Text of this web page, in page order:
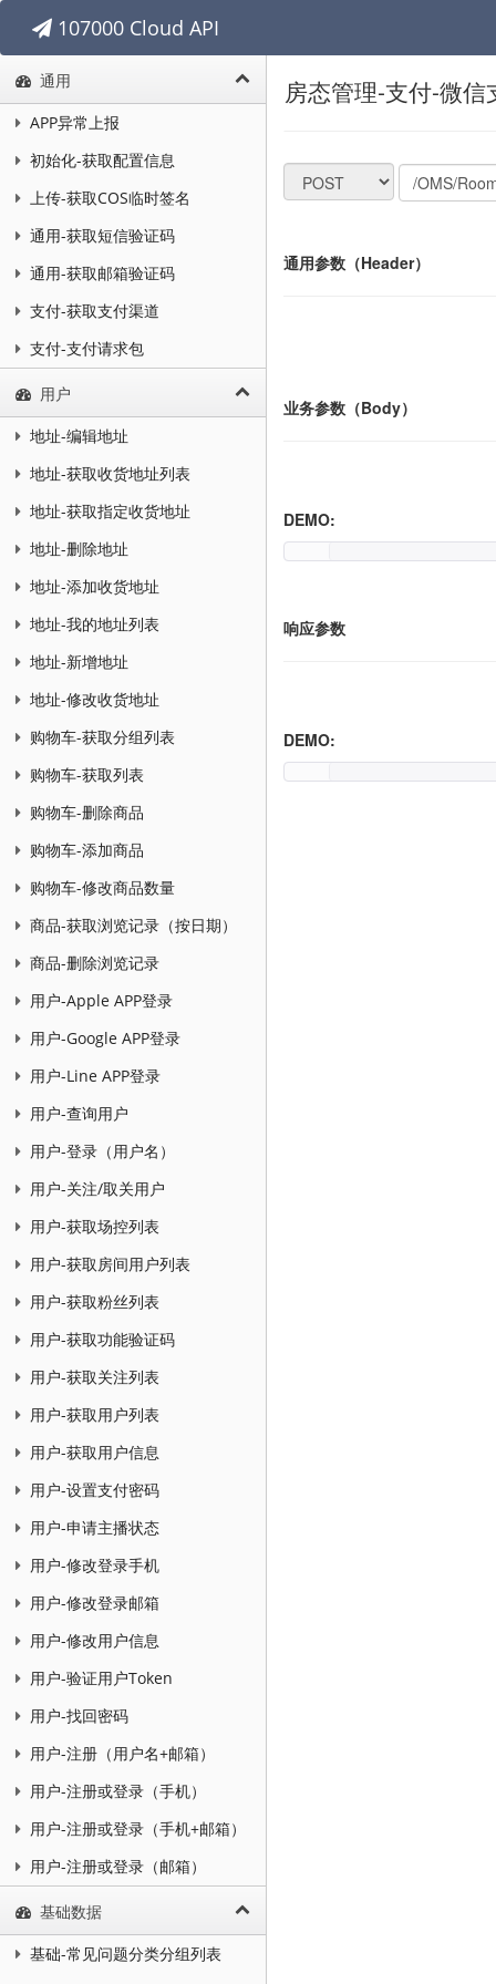
107000 Cloud API
通用
APP异常上报
初始化-获取配置信息
上传-获取COS临时签名
通用-获取短信验证码
通用-获取邮箱验证码
支付-获取支付渠道
支付-支付请求包
用户
地址-编辑地址
地址-获取收货地址列表
地址-获取指定收货地址
地址-删除地址
地址-添加收货地址
地址-我的地址列表
地址-新增地址
地址-修改收货地址
购物车-获取分组列表
购物车-获取列表
购物车-删除商品
购物车-添加商品
购物车-修改商品数量
商品-获取浏览记录（按日期）
商品-删除浏览记录
用户-Apple APP登录
用户-Google APP登录
用户-Line APP登录
用户-查询用户
用户-登录（用户名）
用户-关注/取关用户
用户-获取场控列表
用户-获取房间用户列表
用户-获取粉丝列表
用户-获取功能验证码
用户-获取关注列表
用户-获取用户列表
用户-获取用户信息
用户-设置支付密码
用户-申请主播状态
用户-修改登录手机
用户-修改登录邮箱
用户-修改用户信息
用户-验证用户Token
用户-找回密码
用户-注册（用户名+邮箱）
用户-注册或登录（手机）
用户-注册或登录（手机+邮箱）
用户-注册或登录（邮箱）
基础数据
基础-常见问题分类分组列表
房态管理-支付-微信
通用参数（Header）
业务参数（Body）
DEMO:
响应参数
DEMO: